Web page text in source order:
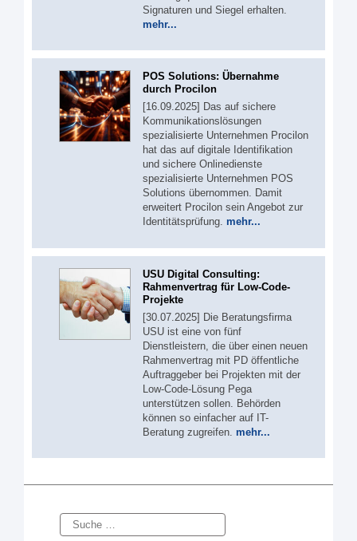
Signaturen und Siegel erhalten.
mehr...
POS Solutions: Übernahme
durch Procilon
[16.09.2025] Das auf sichere
Kommunikationslösungen
spezialisierte Unternehmen Procilon
hat das auf digitale Identifikation
und sichere Onlinedienste
spezialisierte Unternehmen POS
Solutions übernommen. Damit
erweitert Procilon sein Angebot zur
Identitätsprüfung. mehr...
USU Digital Consulting:
Rahmenvertrag für Low-Code-
Projekte
[30.07.2025] Die Beratungsfirma
USU ist eine von fünf
Dienstleistern, die über einen neuen
Rahmenvertrag mit PD öffentliche
Auftraggeber bei Projekten mit der
Low-Code-Lösung Pega
unterstützen sollen. Behörden
können so einfacher auf IT-
Beratung zugreifen. mehr...
Suche